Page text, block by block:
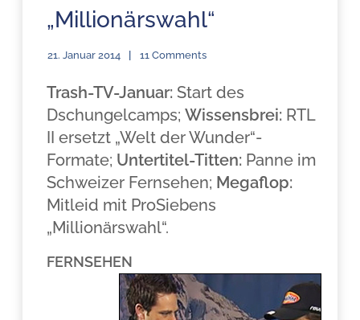
„Millionärswahl“
21. Januar 2014 11 Comments
Trash-TV-Januar: Start des
Dschungelcamps;Wissensbrei: RTL
II ersetzt „Welt der Wunder“-
Formate; Untertitel-Titten: Panne im
Schweizer Fernsehen; Megaflop:
Mitleid mit ProSiebens
„Millionärswahl“.
FERNSEHEN